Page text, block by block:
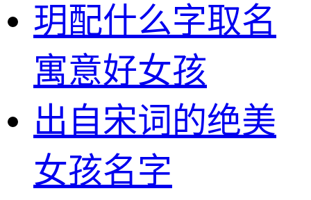
玥配什么字取名
寓意好女孩
出自宋词的绝美
女孩名字